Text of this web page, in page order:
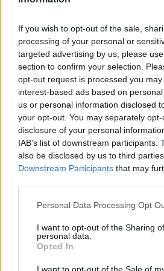
If you wish to opt-out of the sale,
processing of your personal or
targeted advertising by us, please
section to confirm your selection.
opt-out request is processed you
interest-based ads based on
us or personal information disclosed
your opt-out. You may separately
disclosure of your personal
IAB’s list of downstream participants.
also be disclosed by us to third
Downstream Participants that may
Personal Data Processing Opt
I want to opt-out of the Sharing
personal data.
Opted In
1.12.2016 09:08 | ZLÍN (
a potrvá do 29. ledna 2017. Na výstavě
představovány zdánlivě nesourodé
vypreparovanými exempláři hmyzu a
hornin, sdělila Alena Babicová, mluvčí
muzeum sídlí.
Odpadky z pláží přetváří
20.10.2016 13:22 | SCHEVENINGEN ( ČTK)
nakonec na nápad vytvářet umělecká
na nizozemských plážích, píše agentura